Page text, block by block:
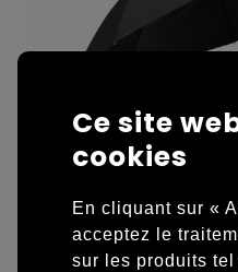
Housses et
Sacs en papier
Sacs de voyage
Overige kleding
Sweaters
Vestes
Ce site
cookies
En cliquant sur «
acceptez le
sur les produits